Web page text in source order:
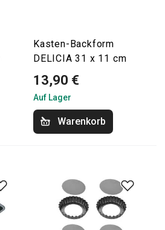
Kasten-Backform
DELICIA 31 x 11 cm
13,90 €
Auf Lager
Warenkorb